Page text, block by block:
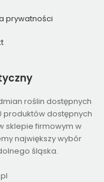
prywatności
roślin dostępnych
produktów dostępnych
sklepie firmowym w
największy wybór
śląska.